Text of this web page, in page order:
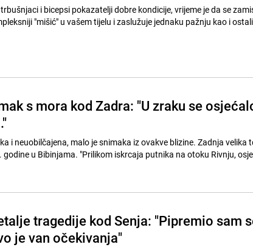
i bicepsi pokazatelji dobre kondicije, vrijeme je da se
"mišić" u vašem tijelu i zaslužuje jednaku pažnju kao i
s mora kod Zadra: "U zraku se
i neuobilčajena, malo je snimaka iz ovakve blizine. Zadnja velika
godine u Bibinjama. "Prilikom iskrcaja putnika na otoku Rivnju,
tragedije kod Senja: "Pipremio sam
je van očekivanja"